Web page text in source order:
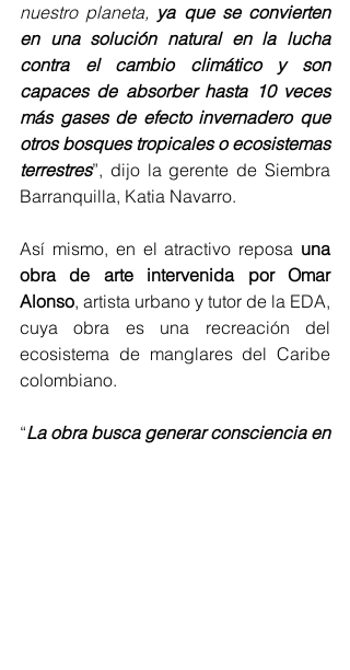
nuestro planeta, ya que se convierten
en una solución natural en la lucha
contra el cambio climático y son
capaces de absorber hasta 10 veces
más gases de efecto invernadero que
otros bosques tropicales o ecosistemas
terrestres”, dijo la gerente de Siembra
Barranquilla, Katia Navarro.
Así mismo, en el atractivo reposa una
obra de arte intervenida por Omar
Alonso, artista urbano y tutor de la EDA,
cuya obra es una recreación del
ecosistema de manglares del Caribe
colombiano.
“La obra busca generar consciencia en